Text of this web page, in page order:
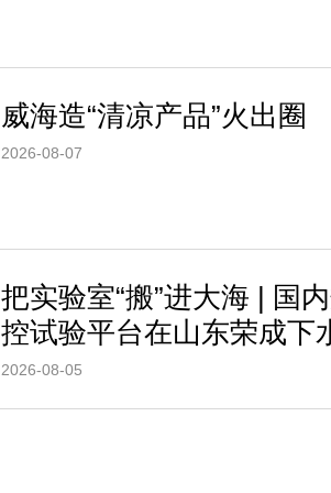
威海造“清凉产品”火出圈
2026-08-07
把实验室“搬”进大海 | 国
控试验平台在山东荣成下
2026-08-05